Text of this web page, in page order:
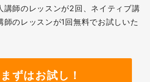
講師のレッスンが2回、ネイティブ講
師のレッスンが1回無料でお試しいた
まずはお試し！